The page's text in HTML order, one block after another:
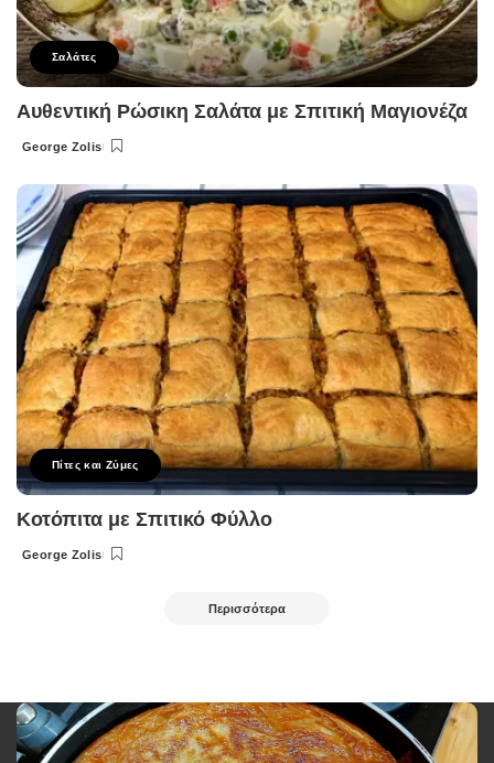
Σαλάτες
Αυθεντική Ρώσικη Σαλάτα με Σπιτική Μαγιονέζα
Posted
George Zolis
Πίτες και Ζύμες
Κοτόπιτα με Σπιτικό Φύλλο
Posted
George Zolis
Περισσότερα